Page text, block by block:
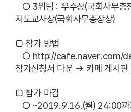
○ 3위팀 : 우수상(국회사무총
지도교사상(국회사무총장상)
□ 참가 방법
○ http://cafe.naver.com/
참가신청서 다운 → 카페 게시판
□ 참가 마감
○ ~2019.9.16.(월) 24:00까